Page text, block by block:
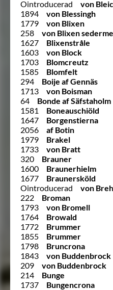
Ointroducerad
von
1894
von Blessingh
1779
von Blixen
258
von Blixen
1627
Blixenstråle
1603
von Block
1703
Blomcreutz
1585
Blomfelt
294
Boije af Gennäs
1713
von Boisman
64
Bonde af Säfstaholm
1581
Boneauschiöld
1647
Borgenstierna
2056
af Botin
1979
Brakel
1733
von Bratt
320
Brauner
1600
Braunerhielm
1677
Braunersköld
Ointroducerad
von
222
Broman
1793
von Bromell
1764
Browald
1772
Brummer
1855
Brummer
1798
Bruncrona
1843
von Buddenbrock
209
von Buddenbrock
214
Bunge
1737
Bungencrona